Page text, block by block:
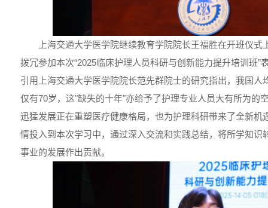
上海交通大学医学院继续教育学院院长王福胜在开班仪
拨冗参加本次“2025临床护理人员科研与创新能力提升培训班”
引用上海交通大学医学院院长范先群院士的研究指出，我国人
仅有70岁，这"缺失的十年"亦给予了护理专业人员大有所为的
迅猛发展正在重塑医疗健康格局，也为护理科研带来了全新机
情投入到本次学习中，通过深入交流和实践总结，将所学知识
事业的发展作出贡献。